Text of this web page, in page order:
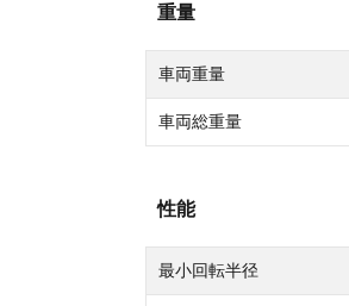
重量
車両重量
車両総重量
性能
最小回転半径